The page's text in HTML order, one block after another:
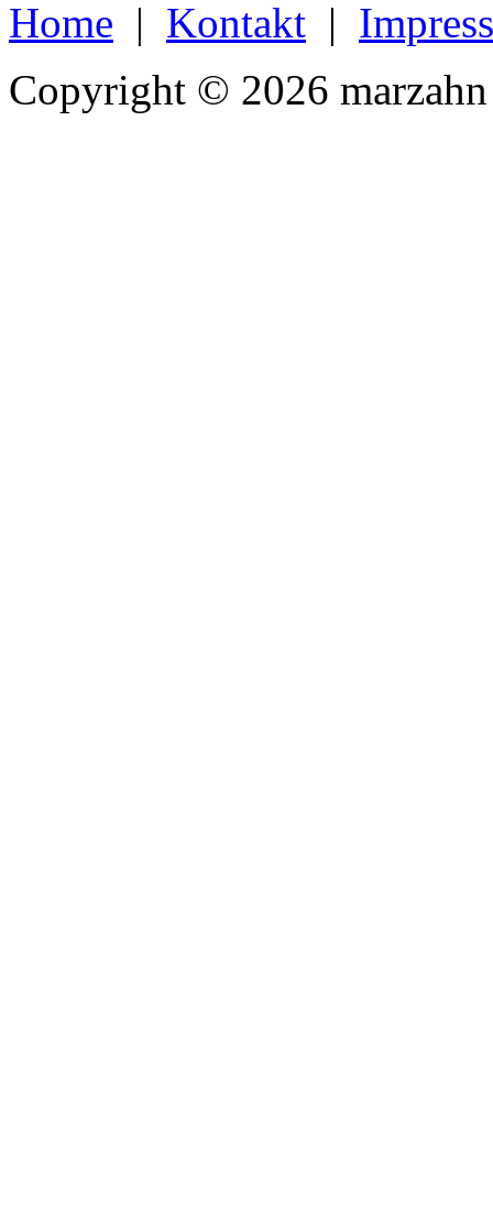
Home | Kontakt |
Copyright © 2026